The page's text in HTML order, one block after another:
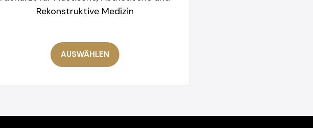
Rekonstruktive Medizin
AUSWÄHLEN